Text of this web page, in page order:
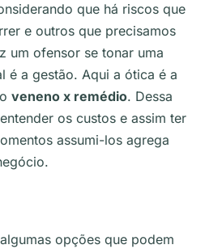
que há riscos que
e outros que precisamos
um ofensor se tonar uma
é a gestão. Aqui a ótica é a
veneno x remédio. Dessa
os custos e assim ter
assumi-los agrega
opções que podem